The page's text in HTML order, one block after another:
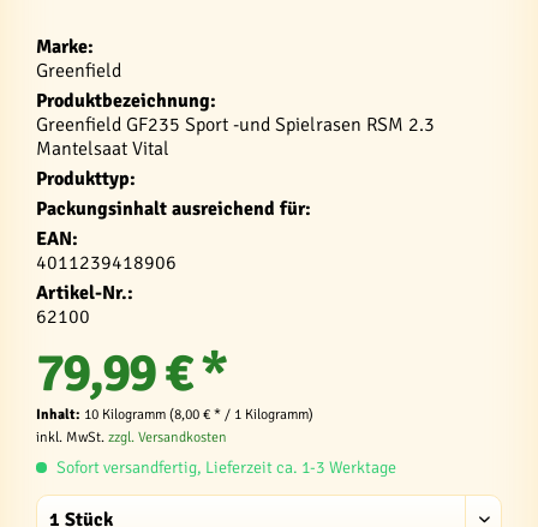
Marke:
Greenfield
Produktbezeichnung:
Greenfield GF235 Sport -und Spielrasen RSM 2.3
Mantelsaat Vital
Produkttyp:
Packungsinhalt ausreichend für:
EAN:
4011239418906
Artikel-Nr.:
62100
79,99 € *
Inhalt: 10 Kilogramm (8,00 € * / 1 Kilogramm)
inkl. MwSt. zzgl. Versandkosten
Sofort versandfertig, Lieferzeit ca. 1-3 Werktage